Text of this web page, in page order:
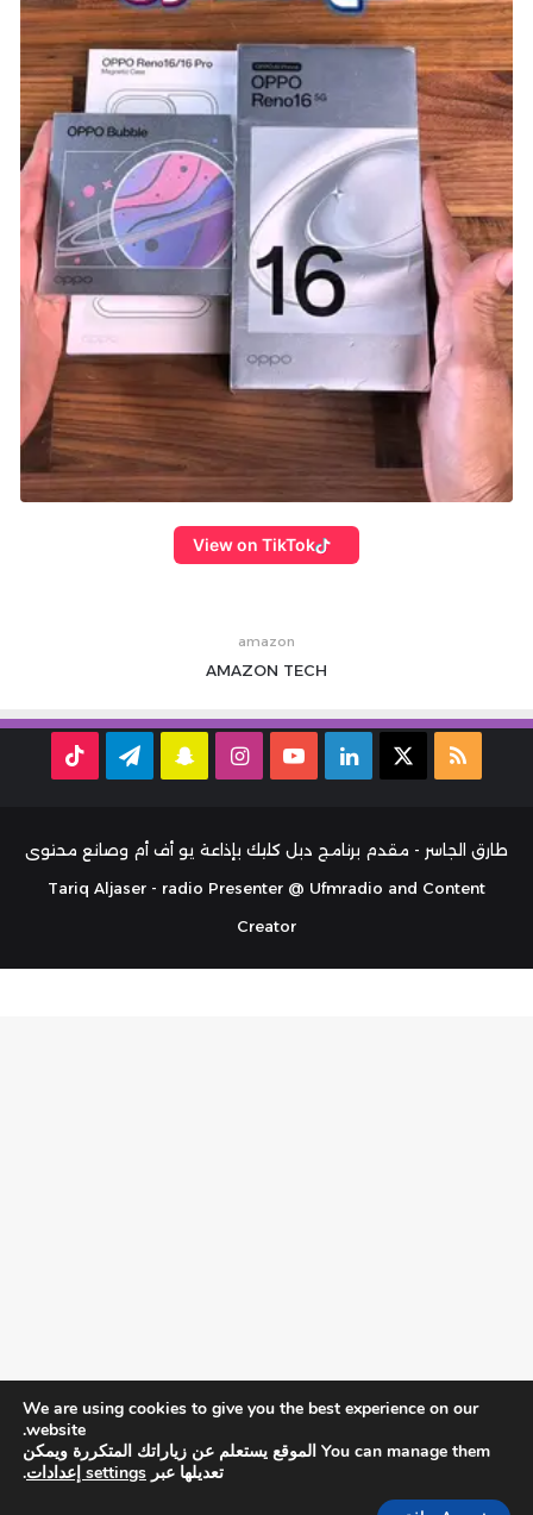
View on TikTok
amazon
AMAZON TECH
ملخص
RSS
لينكدإن ‫YouTubeانستقرامسناب تيلقرام
طارق الجاسر - مقدم برنامج دبل كليك بإذاعة يو أف أم وصانع محتوى
Tariq Aljaser - radio Presenter @ Ufmradio and Content
Creator
We are using cookies to give you the best experience on our
website.
You can manage them الموقع يستعلم عن زياراتك المتكررة ويمكن
تعديلها عبر settings إعدادات .